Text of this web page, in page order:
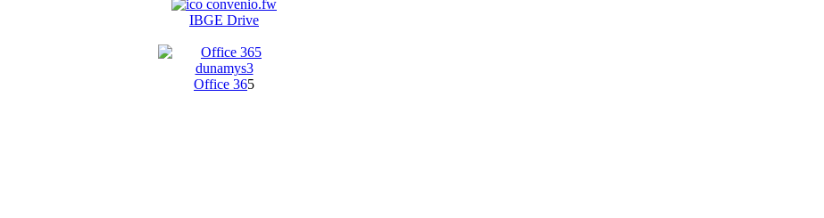
IBGE Drive
Office 365